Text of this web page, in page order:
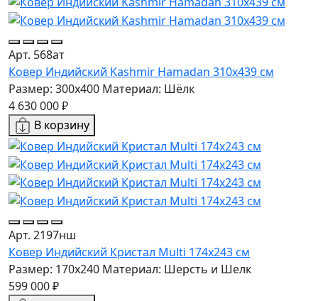
Арт. 568ат
Ковер Индийский Kashmir Hamadan 310x439 см
Размер: 300x400 Материал: Шёлк
4 630 000 ₽
В корзину
Арт. 2197нш
Ковер Индийский Кристал Multi 174x243 см
Размер: 170x240 Материал: Шерсть и Шелк
599 000 ₽